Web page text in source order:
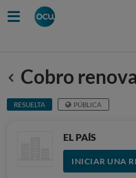
Anterior
Cobro
RESUELTA PÚBLICA
EL PAÍS
INICIAR UNA